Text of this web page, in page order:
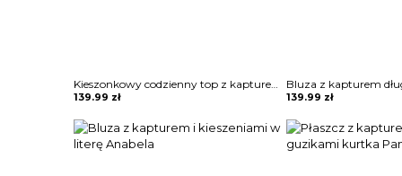
139.99 zł 139.99 zł